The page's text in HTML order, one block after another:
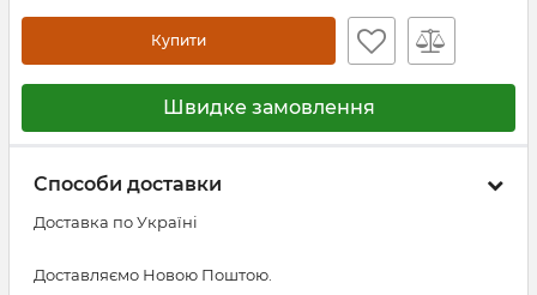
Купити
Швидке замовлення
Способи доставки
Доставка по Україні
Доставляємо Новою Поштою.